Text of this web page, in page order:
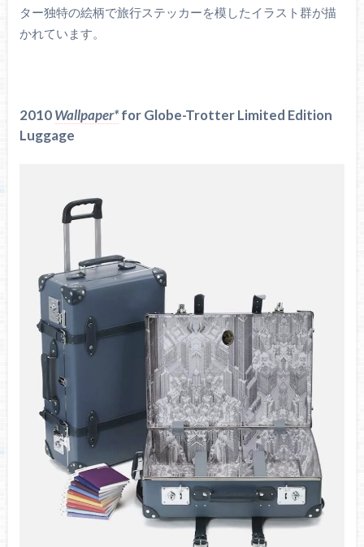
ター独特の絵柄で旅行ステッカーを模したイラスト群が描
かれています。
2010Wallpaper*for Globe-Trotter Limited Edition
Luggage